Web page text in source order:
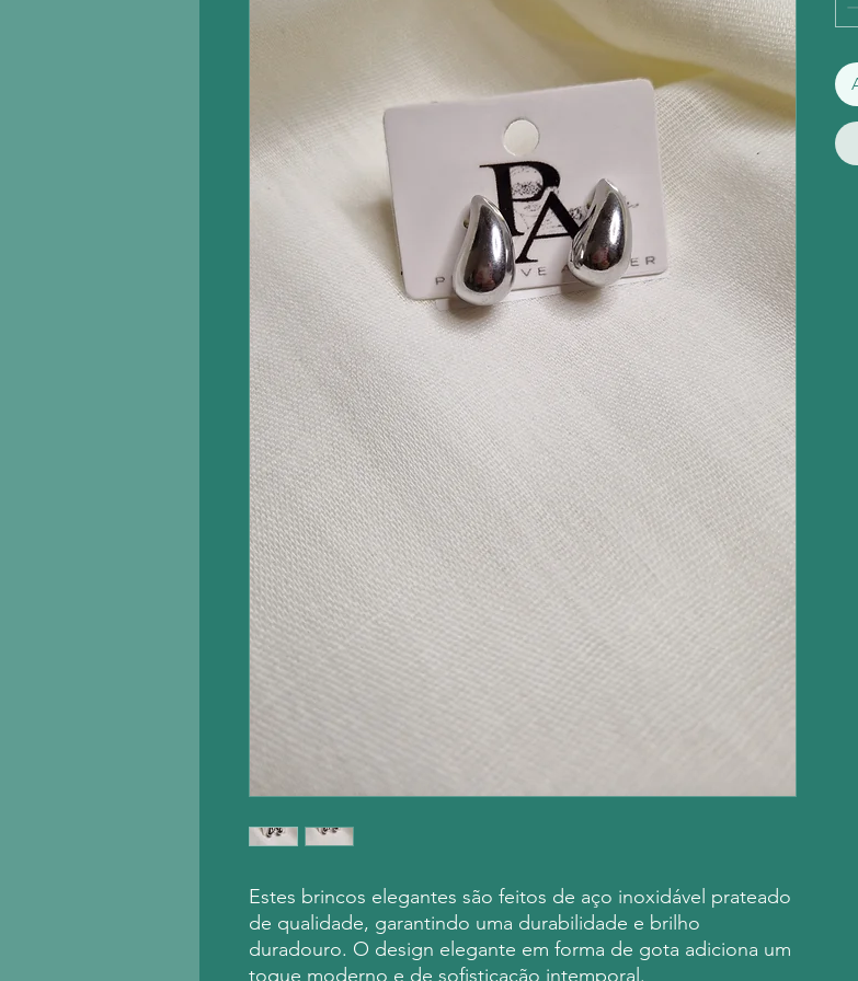
Estes brincos elegantes são feitos de aço inoxidável prateado
de qualidade, garantindo uma durabilidade e brilho
duradouro. O design elegante em forma de gota adiciona um
toque moderno e de sofisticação intemporal.